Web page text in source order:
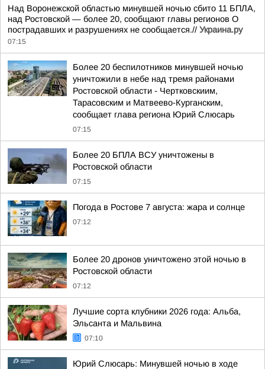
Над Воронежской областью минувшей ночью сбито 11 БПЛА,
над Ростовской — более 20, сообщают главы регионов О
пострадавших и разрушениях не сообщается.// Украина.ру
07:15
Более 20 беспилотников минувшей ночью
уничтожили в небе над тремя районами
Ростовской области - Чертковскиим,
Тарасовским и Матвеево-Курганским,
сообщает глава региона Юрий Слюсарь
07:15
Более 20 БПЛА ВСУ уничтожены в
Ростовской области
07:15
Погода в Ростове 7 августа: жара и солнце
07:12
Более 20 дронов уничтожено этой ночью в
Ростовской области
07:12
Лучшие сорта клубники 2026 года: Альба,
Эльсанта и Мальвина
07:10
Юрий Слюсарь: Минувшей ночью в ходе